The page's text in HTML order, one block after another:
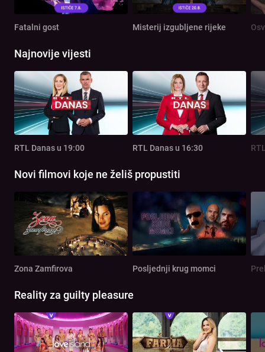
Fatalni gost Misterij izgubljene rijeke
Najnovije vijesti
RTL Danas u 19:00 RTL Danas u 16:30
Novi filmovi koje ne želiš propustiti
Zona Zamfirova Posljednji krug momci
Reality za guilty pleasure